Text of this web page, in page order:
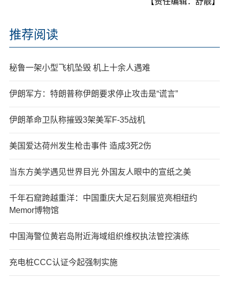
推荐阅读
秘鲁一架小型飞机坠毁 机上十余人遇难
伊朗军方：特朗普称伊朗要求停止攻击是“谎言”
伊朗革命卫队称摧毁3架美军F-35战机
美国爱达荷州发生枪击事件 造成3死2伤
当东方美学遇见世界目光 外国友人眼中的宣纸之美
千年石窟跨越重洋：中国重庆大足石刻展览亮相纽约
Memor博物馆
中国海警位黄岩岛附近海域组织维权执法管控演练
充电桩CCC认证今起强制实施